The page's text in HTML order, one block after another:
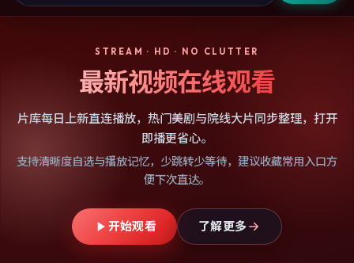
STREAM · HD · NO CLUTTER
最新视频在线观看
片库每日上新直连播放，热门美剧与院线大片同步整理，打开
即播更省心。
支持清晰度自选与播放记忆，少跳转少等待，建议收藏常用入口方
便下次直达。
开始观看 了解更多